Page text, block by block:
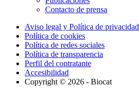
Contacto de prensa
Aviso legal y Política de privacidad
Política de cookies
Política de redes sociales
Política de transparencia
Perfil del contratante
Accesibilidad
Copyright © 2026 - Biocat